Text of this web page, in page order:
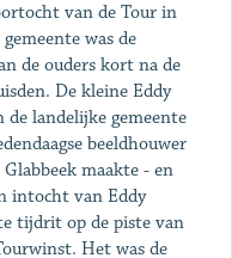
van de Tour in
was de
de ouders kort na de
De kleine Eddy
landelijke gemeente
beeldhouwer
maakte - en
intocht van Eddy
tijdrit op de piste van
Het was de